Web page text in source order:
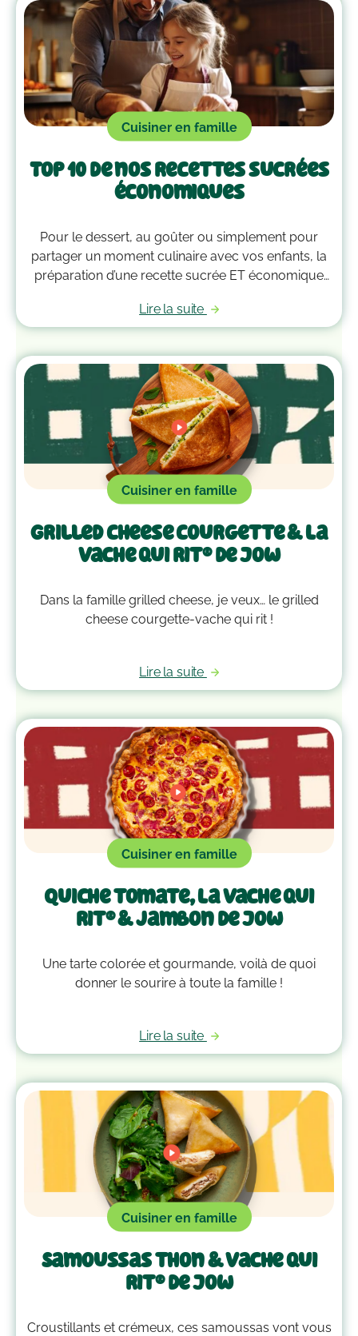
Cuisiner en famille
Top 10 de nos recettes sucrées
économiques
Pour le dessert, au goûter ou simplement pour
partager un moment culinaire avec vos enfants, la
préparation d’une recette sucrée ET économique
plaisir, non ? Laissez-vous guider par vos papilles
dans ce Top 10 des recettes sucrées et
économiques de Ribambel !
Lire la suite
Cuisiner en famille
Grilled cheese courgette & La
Vache qui rit® de Jow
Dans la famille grilled cheese, je veux… le grilled
cheese courgette-vache qui rit !
Lire la suite
Cuisiner en famille
Quiche tomate, La Vache qui
rit® & jambon de Jow
Une tarte colorée et gourmande, voilà de quoi
donner le sourire à toute la famille !
Lire la suite
Cuisiner en famille
Samoussas thon & Vache qui
rit® de Jow
Croustillants et crémeux, ces samoussas vont vous